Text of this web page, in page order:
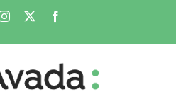
Facebook
X